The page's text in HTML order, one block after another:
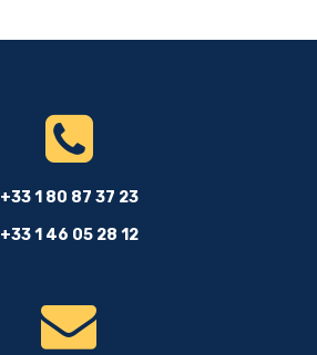
+33 1 80 87 37 23
+33 1 46 05 28 12